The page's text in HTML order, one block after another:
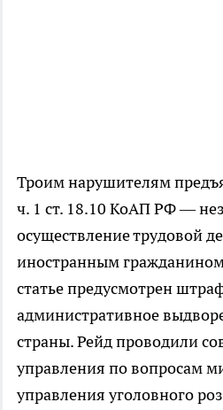
Троим нарушителям
ч. 1 ст. 18.10 КоАП РФ —
осуществление трудовой
иностранным
статье предусмотрен
административное
страны. Рейд проводили
управления по вопросам
управления уголовного